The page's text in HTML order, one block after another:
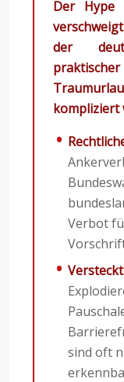
Der Hype
der
kompliziert
Verbot
sind oft